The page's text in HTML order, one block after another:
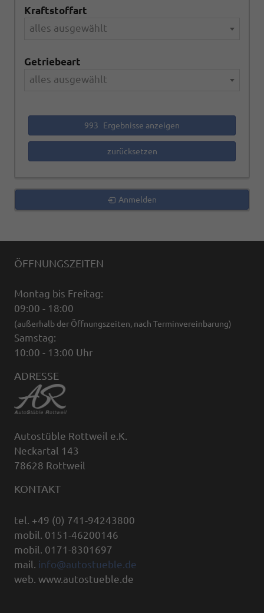
Kraftstoffart
alles ausgewählt
Getriebeart
alles ausgewählt
993 Ergebnisse anzeigen
zurücksetzen
Anmelden
ÖFFNUNGSZEITEN
Montag bis Freitag:
09:00 - 18:00
(außerhalb der Öffnungszeiten, nach Terminvereinbarung)
Samstag:
10:00 - 13:00 Uhr
ADRESSE
Autostüble Rottweil e.K.
Neckartal 143
78628 Rottweil
KONTAKT
tel. +49 (0) 741-94243800
mobil. 0151-46200146
mobil. 0171-8301697
mail. info@autostueble.de
web. www.autostueble.de